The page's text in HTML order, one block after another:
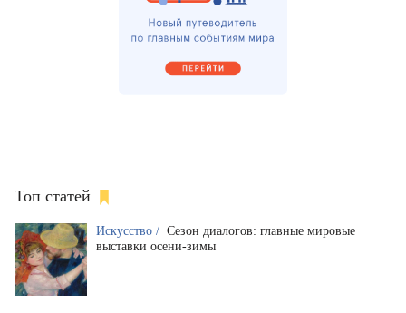
Топ статей
Искусство / Сезон диалогов: главные мировые
выставки осени-зимы